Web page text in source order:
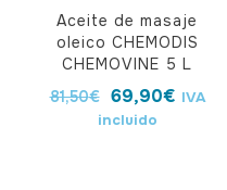
Aceite de masaje
oleico CHEMODIS
CHEMOVINE 5 L
81,50€ 69,90€ IVA
incluido